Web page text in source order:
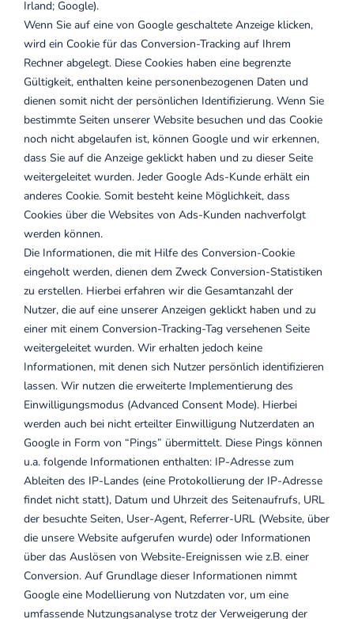
Irland; Google).
Wenn Sie auf eine von Google geschaltete Anzeige klicken,
wird ein Cookie für das Conversion-Tracking auf Ihrem
Rechner abgelegt. Diese Cookies haben eine begrenzte
Gültigkeit, enthalten keine personenbezogenen Daten und
dienen somit nicht der persönlichen Identifizierung. Wenn Sie
bestimmte Seiten unserer Website besuchen und das Cookie
noch nicht abgelaufen ist, können Google und wir erkennen,
dass Sie auf die Anzeige geklickt haben und zu dieser Seite
weitergeleitet wurden. Jeder Google Ads-Kunde erhält ein
anderes Cookie. Somit besteht keine Möglichkeit, dass
Cookies über die Websites von Ads-Kunden nachverfolgt
werden können.
Die Informationen, die mit Hilfe des Conversion-Cookie
eingeholt werden, dienen dem Zweck Conversion-Statistiken
zu erstellen. Hierbei erfahren wir die Gesamtanzahl der
Nutzer, die auf eine unserer Anzeigen geklickt haben und zu
einer mit einem Conversion-Tracking-Tag versehenen Seite
weitergeleitet wurden. Wir erhalten jedoch keine
Informationen, mit denen sich Nutzer persönlich identifizieren
lassen. Wir nutzen die erweiterte Implementierung des
Einwilligungsmodus (Advanced Consent Mode). Hierbei
werden auch bei nicht erteilter Einwilligung Nutzerdaten an
Google in Form von “Pings” übermittelt. Diese Pings können
u.a. folgende Informationen enthalten: IP-Adresse zum
Ableiten des IP-Landes (eine Protokollierung der IP-Adresse
findet nicht statt), Datum und Uhrzeit des Seitenaufrufs, URL
der besuchte Seiten, User-Agent, Referrer-URL (Website, über
die unsere Website aufgerufen wurde) oder Informationen
über das Auslösen von Website-Ereignissen wie z.B. einer
Conversion. Auf Grundlage dieser Informationen nimmt
Google eine Modellierung von Nutzdaten vor, um eine
umfassende Nutzungsanalyse trotz der Verweigerung der